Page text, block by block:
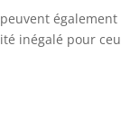
inégalé pour